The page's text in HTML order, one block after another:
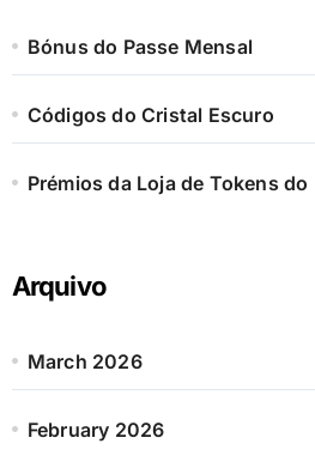
r Bónus do Passe Mensal
Códigos do Cristal Escuro
Prémios da Loja de Tokens do
Arquivo
March 2026
February 2026